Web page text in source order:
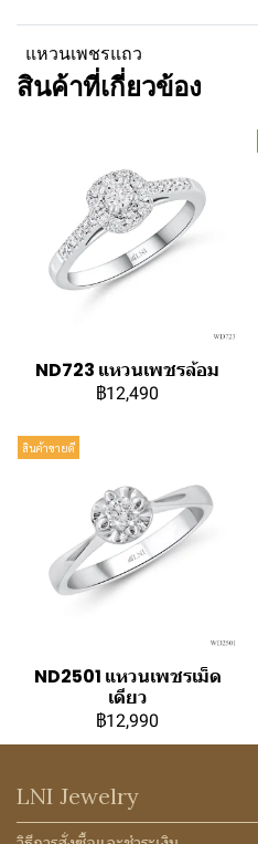
แหวนเพชรแถว
สินค้าที่เกี่ยวข้อง
ND723 แหวนเพชรล้อม
฿12,490
สินค้าขายดี
ND2501 แหวนเพชรเม็ด
เดียว
฿12,990
LNI Jewelry